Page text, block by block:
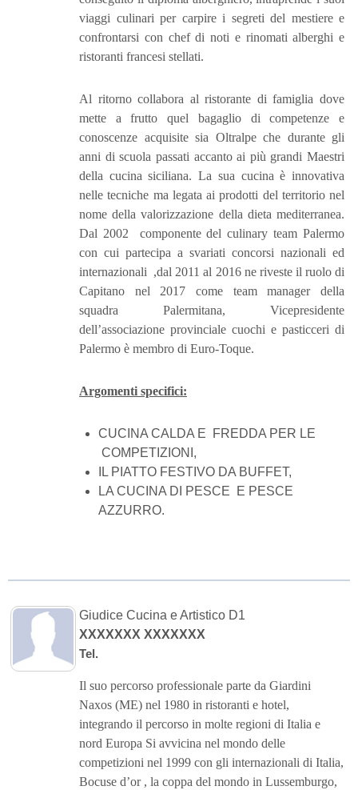
viaggi culinari per carpire i segreti del mestiere e
confrontarsi con chef di noti e rinomati alberghi e
ristoranti francesi stellati.
Al ritorno collabora al ristorante di famiglia dove
mette a frutto quel bagaglio di competenze e
conoscenze acquisite sia Oltralpe che durante gli
anni di scuola passati accanto ai più grandi Maestri
della cucina siciliana. La sua cucina è innovativa
nelle tecniche ma legata ai prodotti del territorio nel
nome della valorizzazione della dieta mediterranea.
Dal 2002 componente del culinary team Palermo
con cui partecipa a svariati concorsi nazionali ed
internazionali ,dal 2011 al 2016 ne riveste il ruolo di
Capitano nel 2017 come team manager della
squadra Palermitana, Vicepresidente
dell’associazione provinciale cuochi e pasticceri di
Palermo è membro di Euro-Toque.
Argomenti specifici:
CUCINA CALDA E FREDDA PER LE
COMPETIZIONI,
IL PIATTO FESTIVO DA BUFFET,
LA CUCINA DI PESCE E PESCE
AZZURRO.
Giudice Cucina e Artistico D1
XXXXXXX XXXXXXX
Tel.
Il suo percorso professionale parte da Giardini
Naxos (ME) nel 1980 in ristoranti e hotel,
integrando il percorso in molte regioni di Italia e
nord Europa Si avvicina nel mondo delle
competizioni nel 1999 con gli internazionali di Italia,
Bocuse d’or , la coppa del mondo in Lussemburgo,